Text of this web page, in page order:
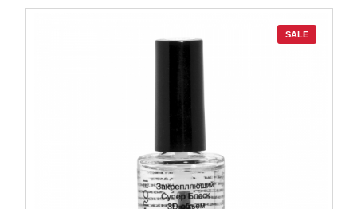
SALE